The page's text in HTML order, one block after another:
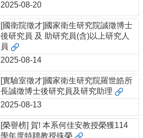
2025-08-20
[國衛院徵才]國家衛生研究院誠徵博士
後研究員 及 助研究員(含)以上研究人
員
2025-08-14
[實驗室徵才]國家衛生研究院羅世皓所
長誠徵博士後研究員及研究助理
2025-08-13
[榮譽榜] 賀! 本系何佳安教授榮獲114
學年度特聘教授殊榮